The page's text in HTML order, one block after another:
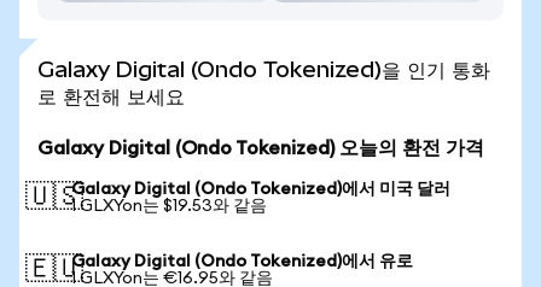
Galaxy Digital (Ondo Tokenized)을 인기 통화
로 환전해 보세요
Galaxy Digital (Ondo Tokenized) 오늘의 환전 가격
🇺🇸Galaxy Digital (Ondo Tokenized)에서 미국 달러
1 GLXYon는 $19.53와 같음
🇪🇺Galaxy Digital (Ondo Tokenized)에서 유로
1 GLXYon는 €16.95와 같음